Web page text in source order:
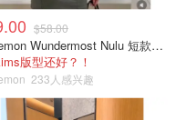
$58.00
lululemon Wundermost Nulu 短款圆领T恤
版型还好？！
233人感兴趣